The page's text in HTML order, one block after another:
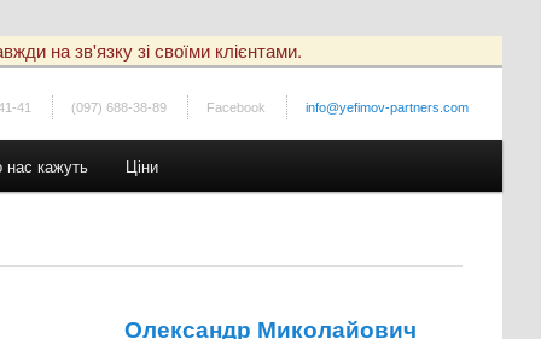
на зв'язку зі своїми клієнтами.
41 (097) 688-38-89 Facebook info@yefimov-partners.com
нас кажуть Ціни
Олександр Миколайович